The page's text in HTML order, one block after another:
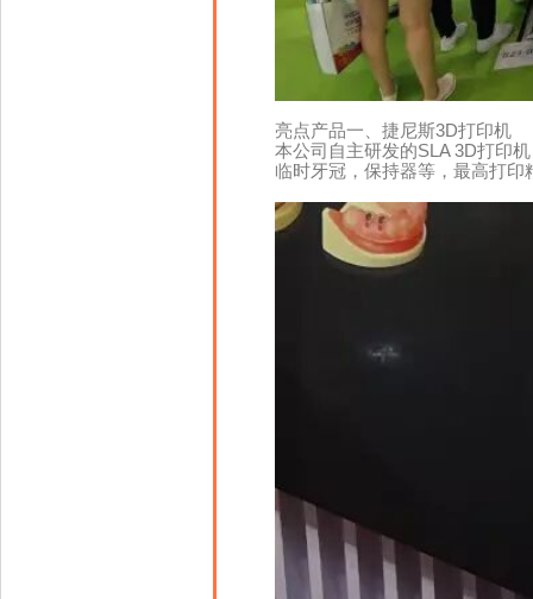
亮点产品一、捷尼斯3D打印机
本公司自主研发的SLA 3D打印
临时牙冠，保持器等，最高打